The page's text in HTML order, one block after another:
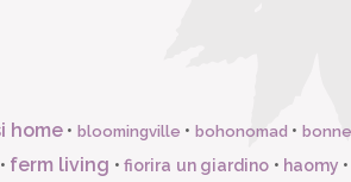
home • bloomingville • bohonomad •
• ferm living •fiorira un giardino • haomy •